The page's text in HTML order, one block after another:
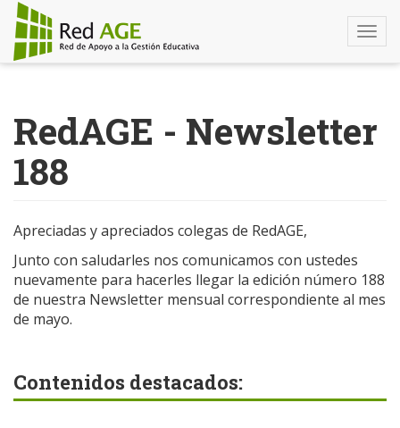
contenido
principal
RedAGE - Newsletter
188
Apreciadas y apreciados colegas de RedAGE,
Junto con saludarles nos comunicamos con ustedes
nuevamente para hacerles llegar la edición número 188
de nuestra Newsletter mensual correspondiente al mes
de mayo.
Contenidos destacados: